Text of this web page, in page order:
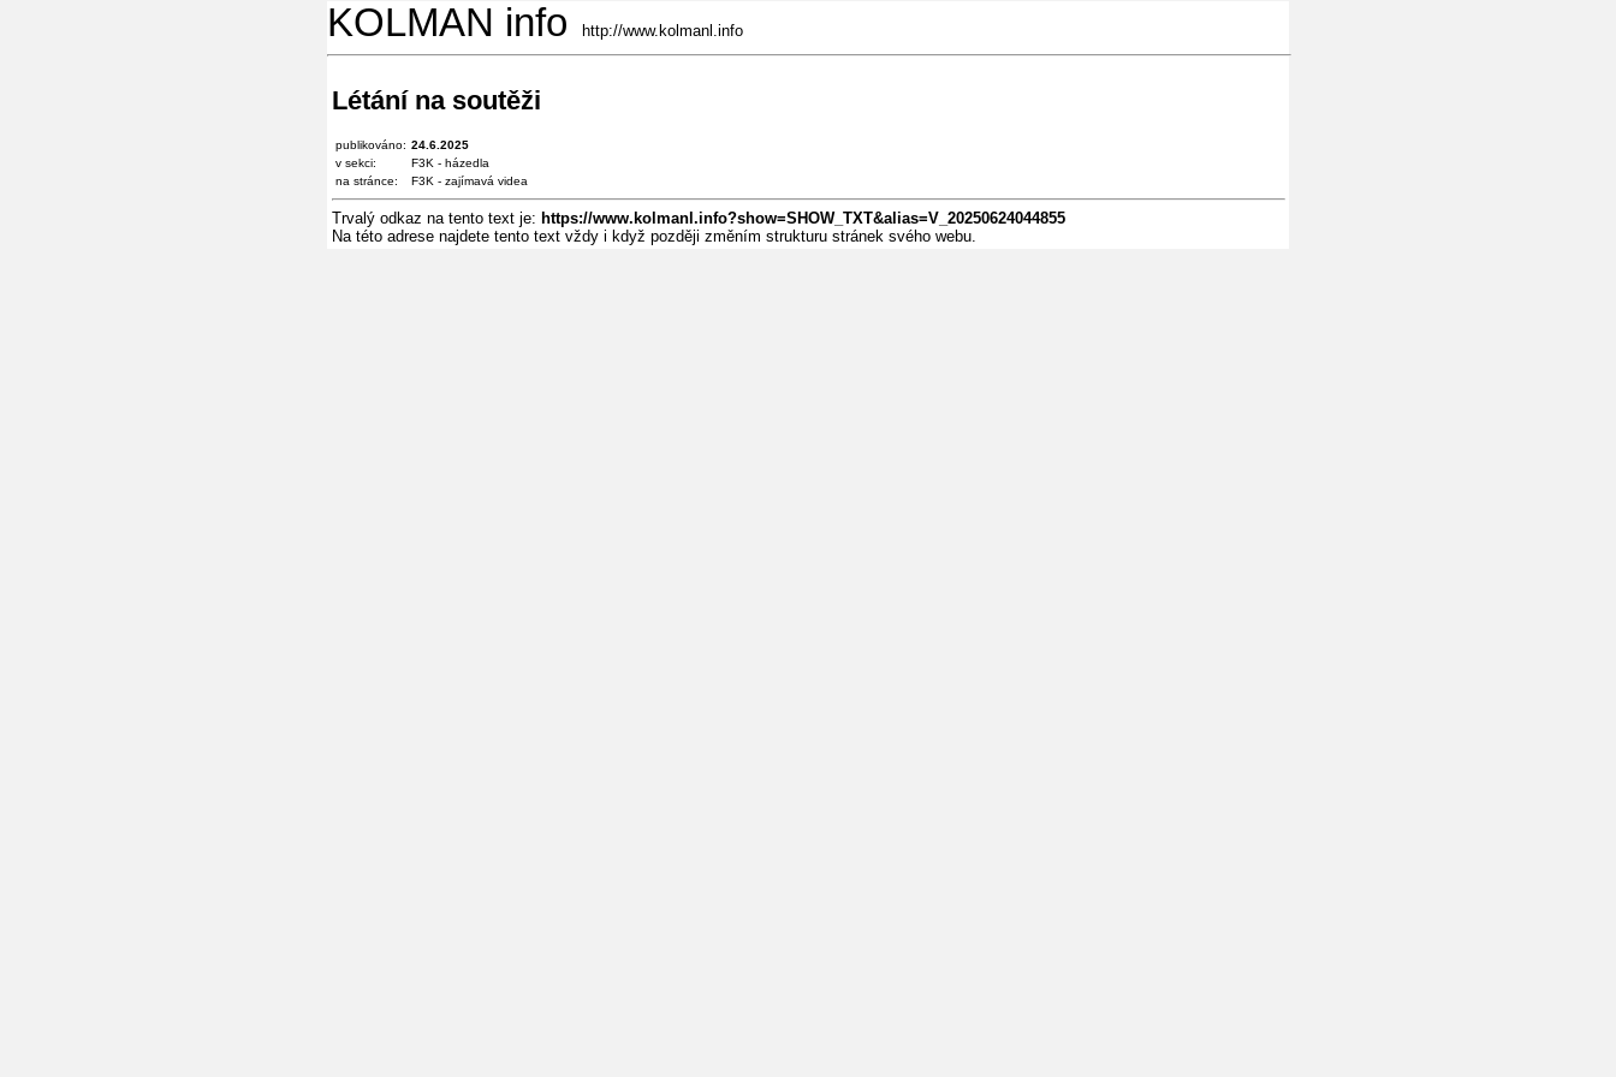
KOLMAN info http://www.kolmanl.info
Létání na soutěži
publikováno: 24.6.2025
v sekci:
F3K - házedla
na stránce:
F3K - zajímavá videa
Trvalý odkaz na tento text je: https://www.kolmanl.info?show=SHOW_TXT&alias=V_20250624044855
Na této adrese najdete tento text vždy i když později změním strukturu stránek svého webu.